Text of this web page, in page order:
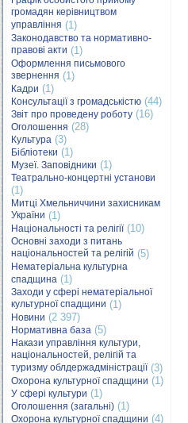
громадян керівництвом
управління (1)
Законодавство та нормативно-
правові акти (1)
Оформлення письмового
звернення (1)
Кадри (1)
Консультації з громадськістю (44)
Звіт про проведену роботу (16)
Оголошення (28)
Культура (3)
Бібліотеки (1)
Музеї. Заповідники (1)
Театрально-концертні установи
(1)
Митці Хмельниччини захисникам
України (1)
Національності та релігії(10)
Основні заходи з питань
національностей та релігій (5)
Нематеріальна культурна
спадщина (1)
Заходи у сфері нематеріальної
культурної спадщини (1)
Новини (2 397)
Нормативна база (5)
Накази управління культури,
національностей, релігій та
туризму облдержадміністрації(3)
Охорона культурної спадщини (1)
У сфері культури (1)
Оголошення (загальні) (1)
Охорона культурної спадщини (4)